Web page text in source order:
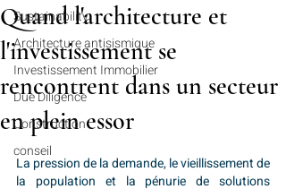
Sustainability
Architecture antisismique
Investissement Immobilier
Due Diligence
Construction
conseil
Quand l'architecture et
l'investissement se
rencontrent dans un secteur
en plein essor
La pression de la demande, le vieillissement de
la population et la pénurie de solutions